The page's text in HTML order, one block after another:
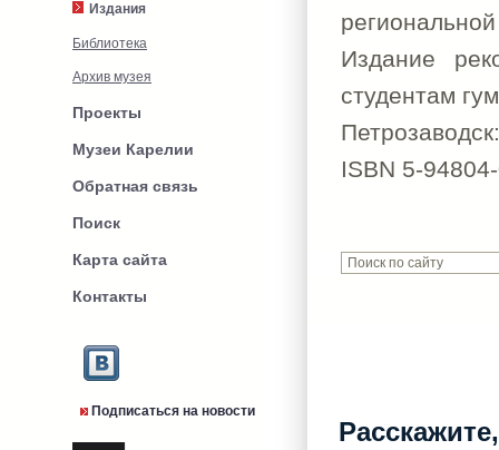
Издания
Библиотека
Архив музея
Проекты
Музеи Карелии
Обратная связь
Поиск
Карта сайта
Контакты
Подписаться на новости
Издание
студентам
ISBN 5-